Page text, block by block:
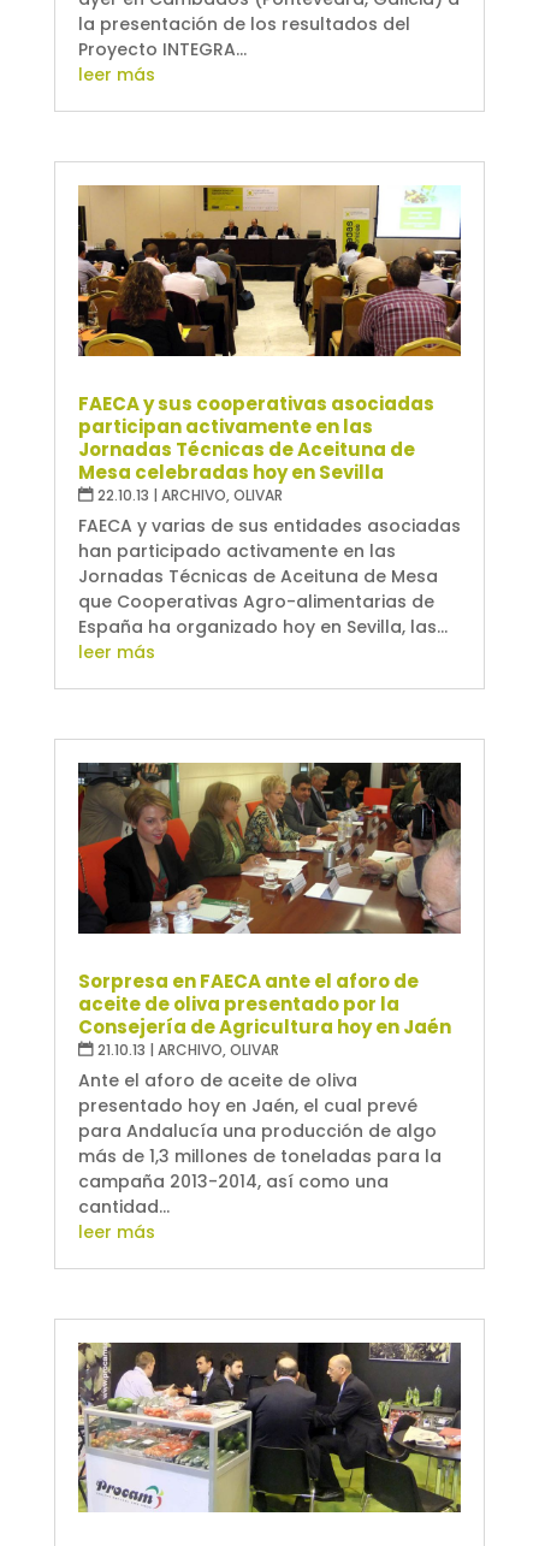
la presentación de los resultados del
Proyecto INTEGRA...
leer más
FAECA y sus cooperativas asociadas
participan activamente en las
Jornadas Técnicas de Aceituna de
Mesa celebradas hoy en Sevilla
22.10.13 | ARCHIVO,OLIVAR
FAECA y varias de sus entidades asociadas
han participado activamente en las
Jornadas Técnicas de Aceituna de Mesa
que Cooperativas Agro-alimentarias de
España ha organizado hoy en Sevilla, las...
leer más
Sorpresa en FAECA ante el aforo de
aceite de oliva presentado por la
Consejería de Agricultura hoy en Jaén
21.10.13 | ARCHIVO,OLIVAR
Ante el aforo de aceite de oliva
presentado hoy en Jaén, el cual prevé
para Andalucía una producción de algo
más de 1,3 millones de toneladas para la
campaña 2013-2014, así como una
cantidad...
leer más